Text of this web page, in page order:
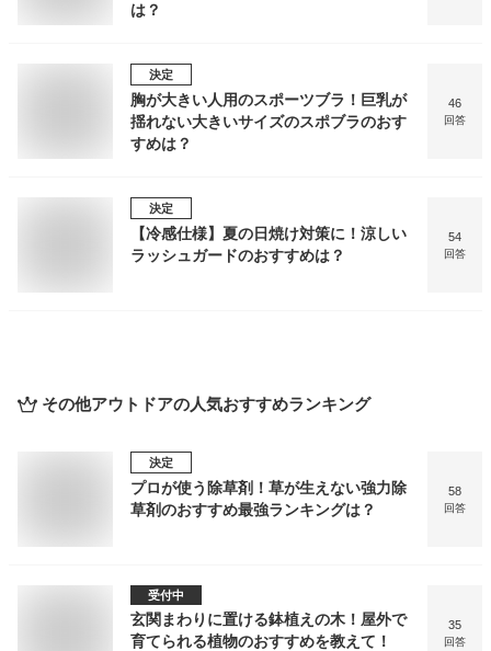
は？
決定
胸が大きい人用のスポーツブラ！巨乳が
揺れない大きいサイズのスポブラのおす
すめは？
46
回答
決定
【冷感仕様】夏の日焼け対策に！涼しい
ラッシュガードのおすすめは？
54
回答
その他アウトドアの人気おすすめランキング
決定
プロが使う除草剤！草が生えない強力除
草剤のおすすめ最強ランキングは？
58
回答
受付中
玄関まわりに置ける鉢植えの木！屋外で
育てられる植物のおすすめを教えて！
35
回答